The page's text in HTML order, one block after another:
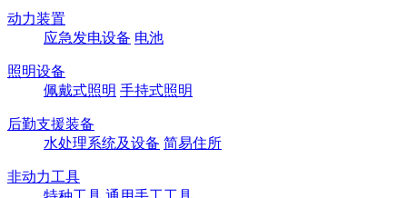
动力装置
应急发电设备 电池
照明设备
佩戴式照明 手持式照明
后勤支援装备
水处理系统及设备 简易住所
非动力工具